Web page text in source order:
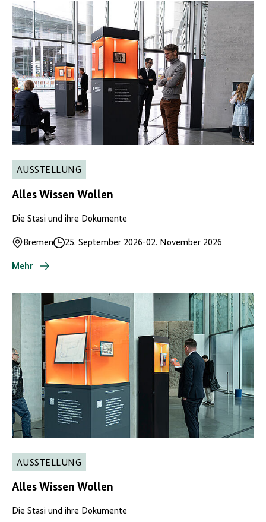
AUSSTELLUNG
Alles Wissen Wollen
Die Stasi und ihre Dokumente
Ort
Bremen
Datum
25. September 2026-02. November 2026
Mehr
AUSSTELLUNG
Alles Wissen Wollen
Die Stasi und ihre Dokumente